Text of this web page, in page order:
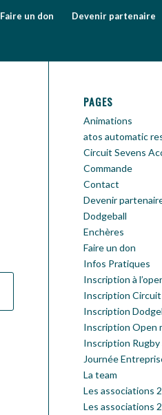
Faire un don Devenir partenaire
PAGES
Animations
atos automatic
Circuit Sevens
Commande
Contact
Devenir
Dodgeball
Enchères
Faire un don
Infos Pratiques
Inscription à
Inscription
Inscription
Inscription Open
Inscription Rugby
Journée
La team
Les associations
Les associations